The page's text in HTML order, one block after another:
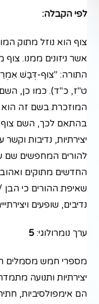
לפי הקבלה:
צוף הוא נוזל מתוק
אשר ניזונים ממנו.
התורה: "צוּף-דְּבַשׁ
ט"ז, כ"ד). כמו כן,
המוזכרת בשם זה
בהתאם לכך, השם צוף
יצירתיות, נדיבות
להורים המחפשים שם
החדשים מתוקים
שאיפת ההורים כי הבן /
נדיבים, שופעים
ערך נומרולוגי: 5
מספרי חמש מסמלים
יצירתיות ותנועה
הם אימפולסיביות,